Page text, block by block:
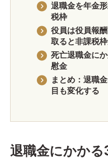
退職金を年金
税枠
役員は役員報
取ると非課税
死亡退職金に
慰金
まとめ：退職
目も変化する
退職金にかか